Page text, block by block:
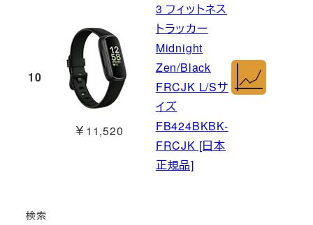
10
￥11,520
3 フィットネス
トラッカー
Midnight
Zen/Black
FRCJK L/Sサ
イズ
FB424BKBK-
FRCJK [日本
正規品]
検索